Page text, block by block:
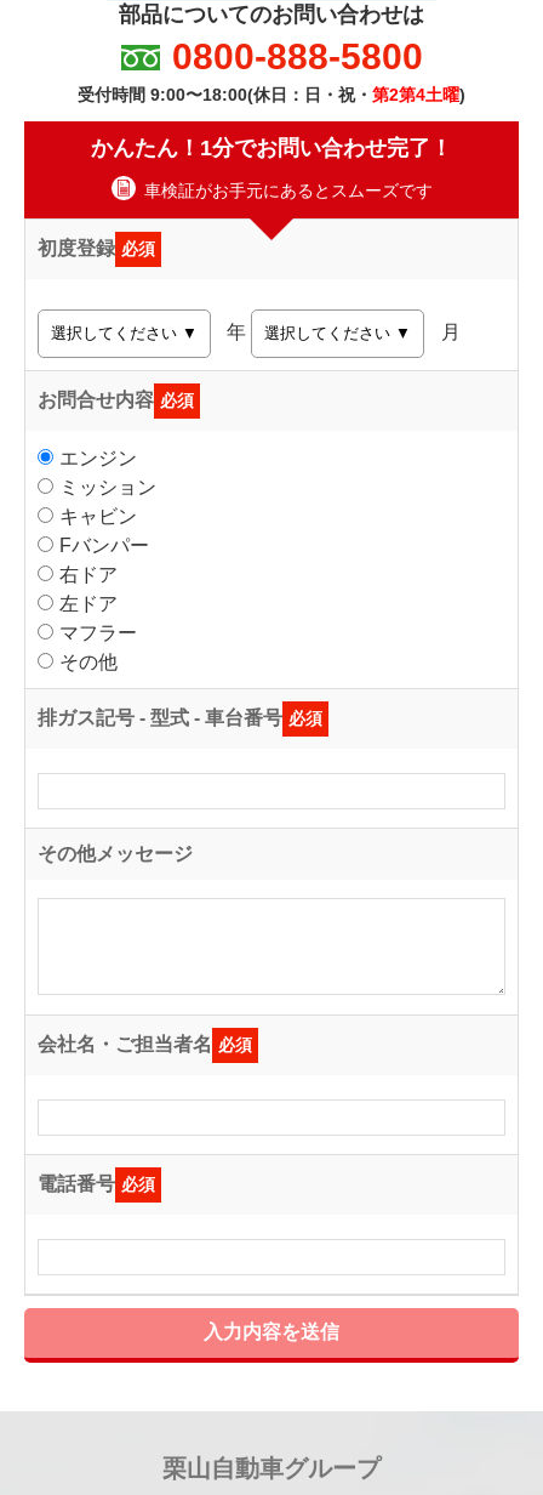
部品についてのお問い合わせは
0800-888-5800
受付時間 9:00〜18:00(休日：日・祝・ 第2第4土曜)
かんたん！1分でお問い合わせ完了！
車検証がお手元にあるとスムーズです
初度登録 必須
年 月
お問合せ内容 必須
エンジン
ミッション
キャビン
Fバンパー
右ドア
左ドア
マフラー
その他
排ガス記号 - 型式 - 車台番号 必須
その他メッセージ
会社名・ご担当者名 必須
電話番号 必須
入力内容を送信
栗山自動車グループ